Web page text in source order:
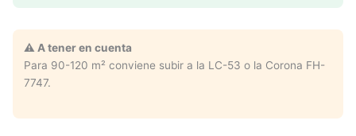
⚠️ A tener en cuenta
Para 90-120 m² conviene subir a la LC-53 o la Corona FH-
7747.